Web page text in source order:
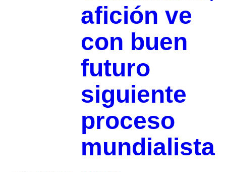
afición ve
con buen
futuro
siguiente
proceso
mundialista